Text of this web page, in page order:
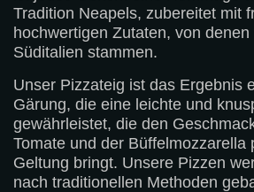
Tradition Neapels, zubereitet mit
hochwertigen Zutaten, von
Süditalien stammen.
Unser Pizzateig ist das Ergebnis
Gärung, die eine leichte und
gewährleistet, die den
Tomate und der Büffelmozzarella
Geltung bringt. Unsere Pizzen
nach traditionellen Methoden